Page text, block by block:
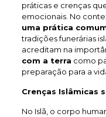
práticas e crenças
emocionais. No
uma prática
tradições funerárias
acreditam na
com a terra como
preparação para a
Crenças Islâmicas
No Islã, o corpo